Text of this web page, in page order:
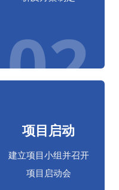
02
项目启动
建立项目小组并召开
项目启动会